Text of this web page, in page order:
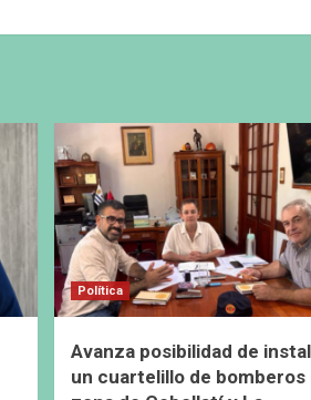
Política
Avanza posibilidad de
un cuartelillo de bomberos